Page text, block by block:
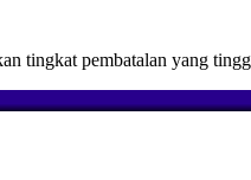
tingkat pembatalan yang